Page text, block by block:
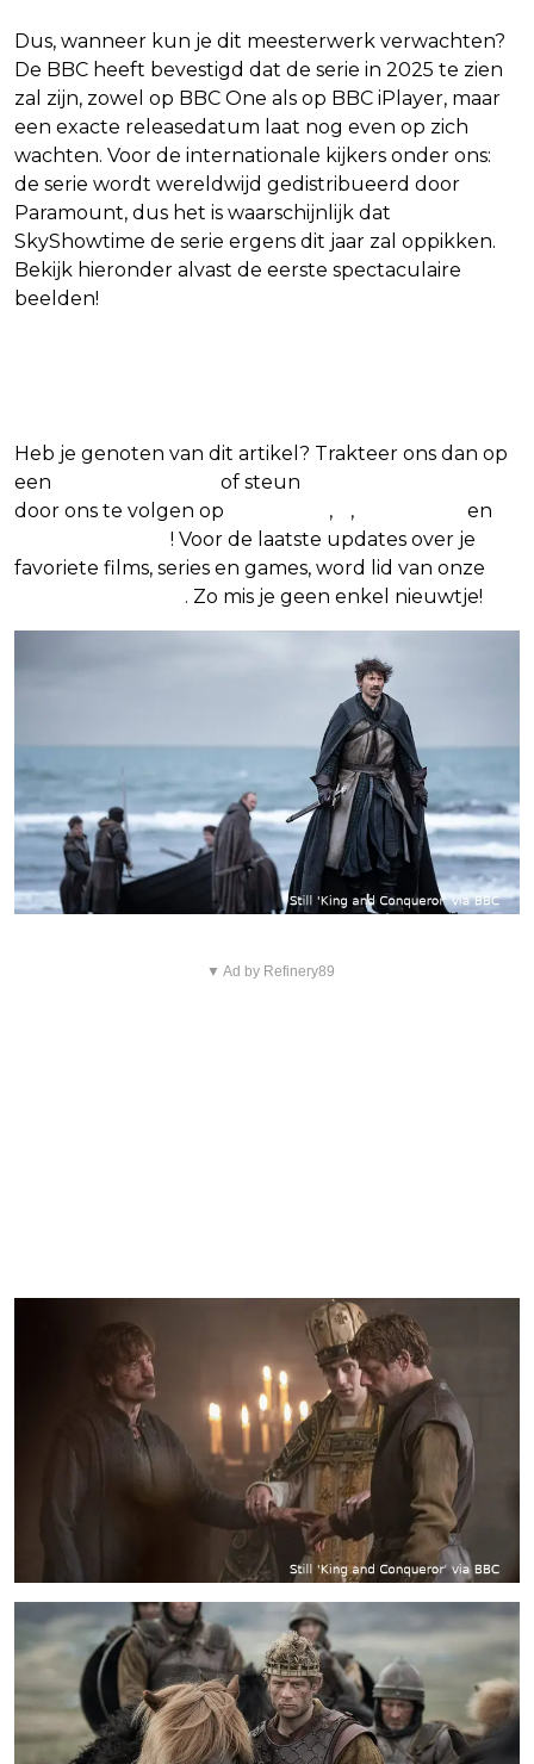
Dus, wanneer kun je dit meesterwerk verwachten?
De BBC heeft bevestigd dat de serie in 2025 te zien
zal zijn, zowel op BBC One als op BBC iPlayer, maar
een exacte releasedatum laat nog even op zich
wachten. Voor de internationale kijkers onder ons:
de serie wordt wereldwijd gedistribueerd door
Paramount, dus het is waarschijnlijk dat
SkyShowtime de serie ergens dit jaar zal oppikken.
Bekijk hieronder alvast de eerste spectaculaire
beelden!
Heb je genoten van dit artikel? Trakteer ons dan op
een
of steun
door ons te volgen op
, ,
en
! Voor de laatste updates over je
favoriete films, series en games, word lid van onze
. Zo mis je geen enkel nieuwtje!
▼ Ad by Refinery89